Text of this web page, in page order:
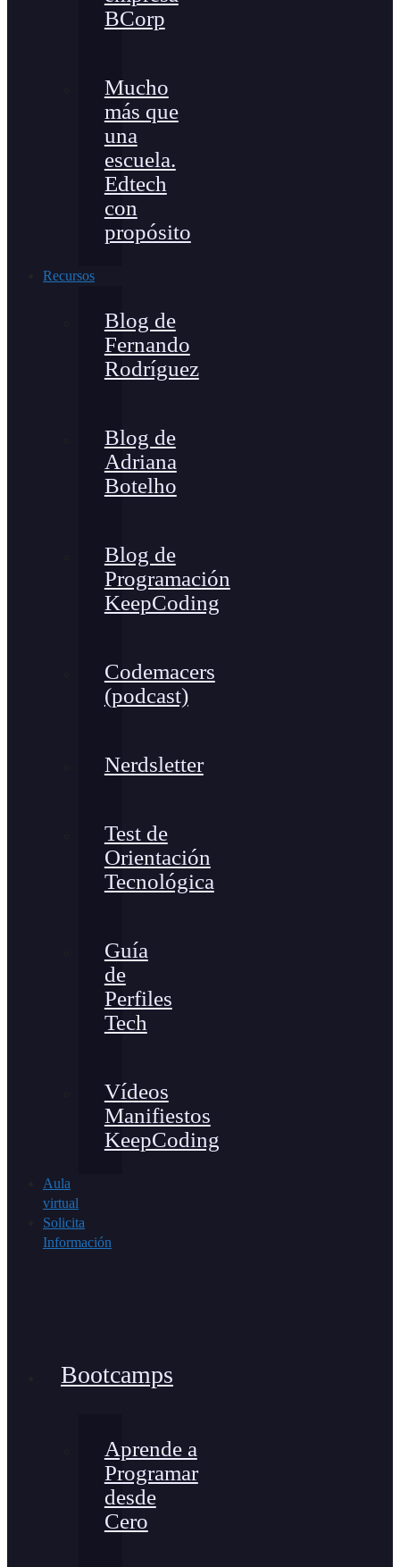
BCorp
Mucho
más que
una
escuela.
Edtech
con
propósito
Recursos
Blog de
Fernando
Rodríguez
Blog de
Adriana
Botelho
Blog de
Programación
KeepCoding
Codemacers
(podcast)
Nerdsletter
Test de
Orientación
Tecnológica
Guía
de
Perfiles
Tech
Vídeos
Manifiestos
KeepCoding
Aula
virtual
Solicita
Información
Bootcamps
Aprende a
Programar
desde
Cero